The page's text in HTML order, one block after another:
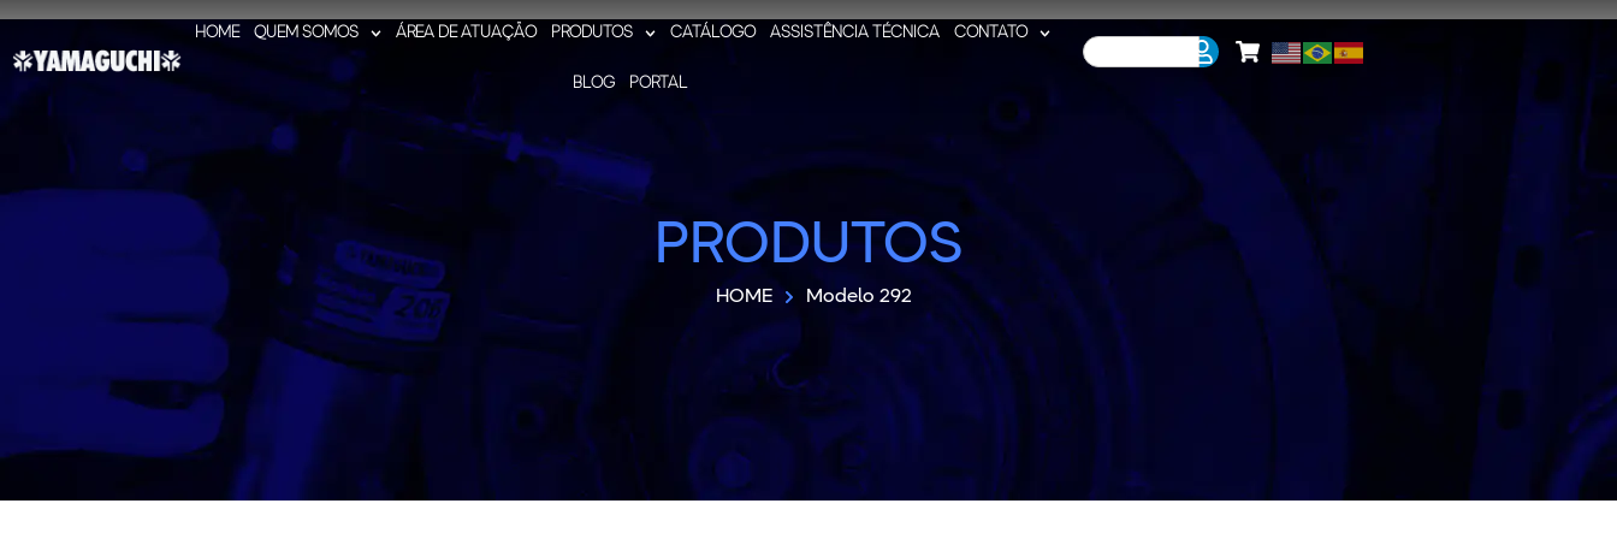
HOME QUEM SOMOS ÁREA DE ATUAÇÃO PRODUTOS CATÁLOGO ASSISTÊNCIA TÉCNICA CONTATO
BLOG PORTAL
PRODUTOS
HOME Modelo 292